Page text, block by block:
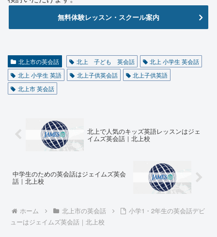
無料体験レッスン・スクール案内
北上市の英会話 北上 子ども 英会話
北上 小学生 英会話
北上 小学生 英語
北上子供英会話
北上子供英語
北上市 英会話
北上で人気のキッズ英語レッスンはジェ
イムズ英会話｜北上校
中学生のための英会話はジェイムズ英会
話｜北上校
ホーム 北上市の英会話
小学1・2年生の英会話デビ
ューはジェイムズ英会話｜北上校